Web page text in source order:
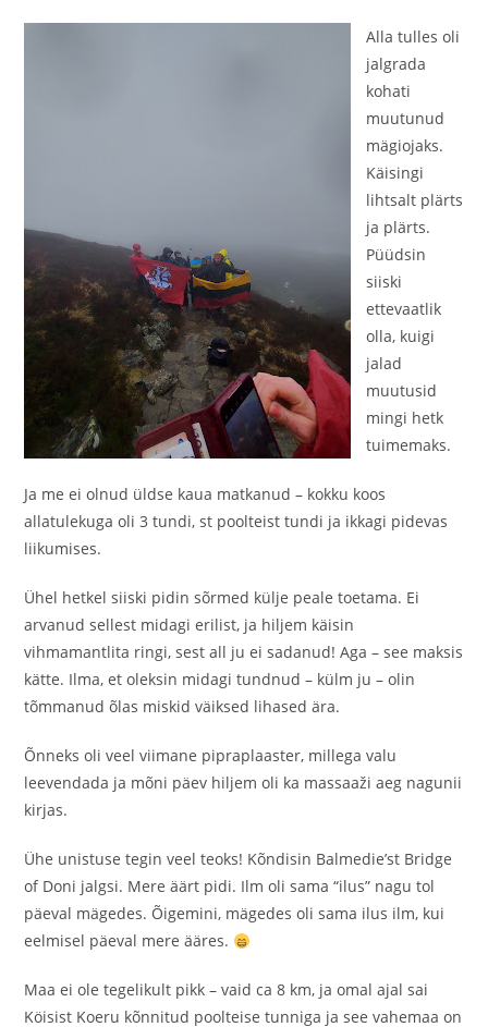
Alla tulles oli
jalgrada
kohati
muutunud
mägiojaks.
Käisingi
lihtsalt plärts
ja plärts.
Püüdsin
siiski
ettevaatlik
olla, kuigi
jalad
muutusid
mingi hetk
tuimemaks.
Ja me ei olnud üldse kaua matkanud – kokku koos
allatulekuga oli 3 tundi, st poolteist tundi ja ikkagi pidevas
liikumises.
Ühel hetkel siiski pidin sõrmed külje peale toetama. Ei
arvanud sellest midagi erilist, ja hiljem käisin
vihmamantlita ringi, sest all ju ei sadanud! Aga – see maksis
kätte. Ilma, et oleksin midagi tundnud – külm ju – olin
tõmmanud õlas miskid väiksed lihased ära.
Õnneks oli veel viimane pipraplaaster, millega valu
leevendada ja mõni päev hiljem oli ka massaaži aeg nagunii
kirjas.
Ühe unistuse tegin veel teoks! Kõndisin Balmedie’st Bridge
of Doni jalgsi. Mere äärt pidi. Ilm oli sama “ilus” nagu tol
päeval mägedes. Õigemini, mägedes oli sama ilus ilm, kui
eelmisel päeval mere ääres.
Maa ei ole tegelikult pikk – vaid ca 8 km, ja omal ajal sai
Köisist Koeru kõnnitud poolteise tunniga ja see vahemaa on